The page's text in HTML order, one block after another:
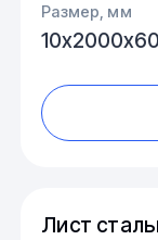
Размер, мм
Лист